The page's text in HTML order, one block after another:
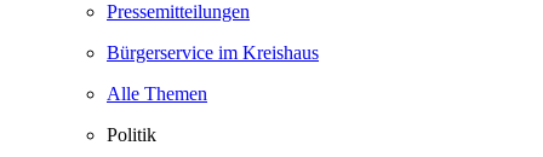
Pressemitteilungen
Bürgerservice im Kreishaus
Alle Themen
Politik